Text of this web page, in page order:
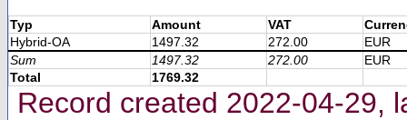
Typ Amount VAT
Hybrid-OA
1497.32 272.00
EUR
Sum
1497.32 272.00
EUR
Total
1769.32
Record created 2022-04-29,